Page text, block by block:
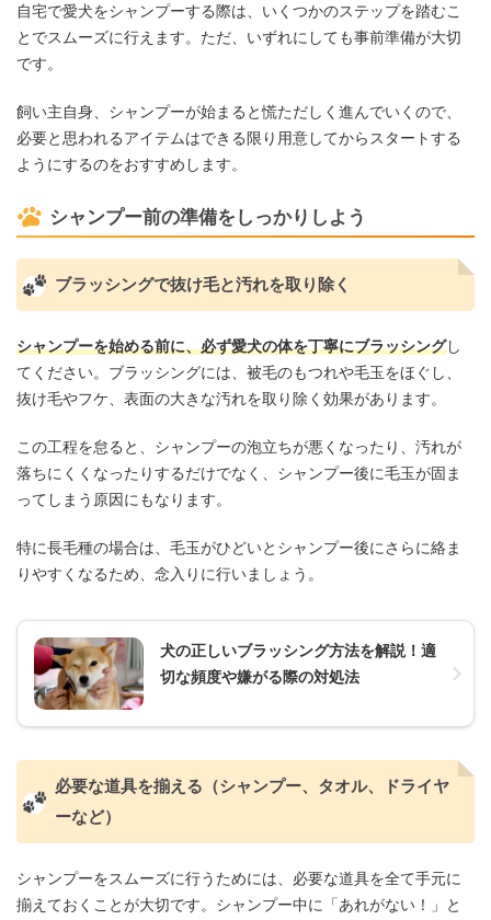
自宅で愛犬をシャンプーする際は、いくつかのステップを踏むこ
とでスムーズに行えます。ただ、いずれにしても事前準備が大切
です。
飼い主自身、シャンプーが始まると慌ただしく進んでいくので、
必要と思われるアイテムはできる限り用意してからスタートする
ようにするのをおすすめします。
シャンプー前の準備をしっかりしよう
ブラッシングで抜け毛と汚れを取り除く
シャンプーを始める前に、必ず愛犬の体を丁寧にブラッシングし
てください。ブラッシングには、被毛のもつれや毛玉をほぐし、
抜け毛やフケ、表面の大きな汚れを取り除く効果があります。
この工程を怠ると、シャンプーの泡立ちが悪くなったり、汚れが
落ちにくくなったりするだけでなく、シャンプー後に毛玉が固ま
ってしまう原因にもなります。
特に長毛種の場合は、毛玉がひどいとシャンプー後にさらに絡ま
りやすくなるため、念入りに行いましょう。
犬の正しいブラッシング方法を解説！適
切な頻度や嫌がる際の対処法
必要な道具を揃える（シャンプー、タオル、ドライヤ
ーなど）
シャンプーをスムーズに行うためには、必要な道具を全て手元に
揃えておくことが大切です。シャンプー中に「あれがない！」と